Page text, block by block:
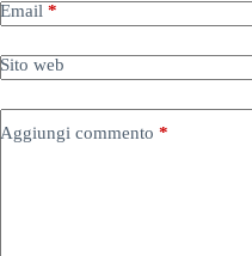
Email *
Sito web
Aggiungi commento *